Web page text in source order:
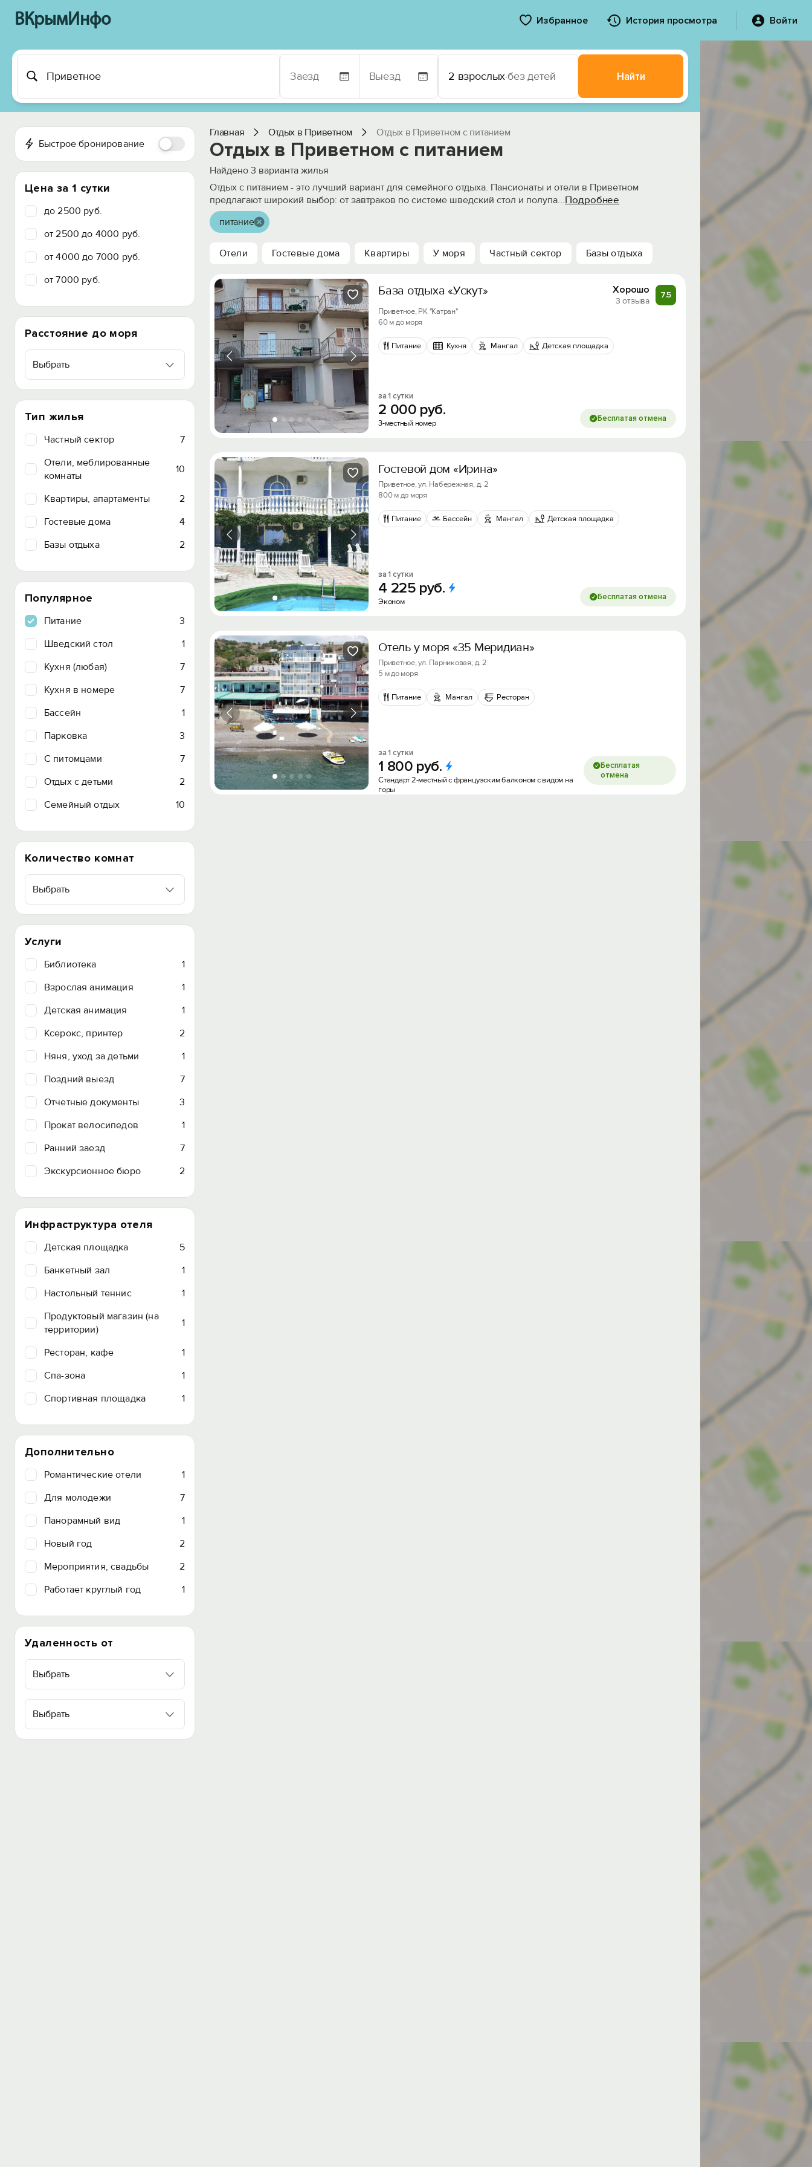
ВКрымИнфо Избранное История просмотра Войти
2 взрослых·без детей Найти
Быстрое бронирование
Цена за 1 сутки
до 2500 руб.
от 2500 до 4000 руб.
от 4000 до 7000 руб.
от 7000 руб.
Расстояние до моря
Выбрать
Тип жилья
Частный сектор
7
Отели, меблированные
комнаты
10
Квартиры, апартаменты
2
Гостевые дома
4
Базы отдыха
2
Популярное
Питание
3
Шведский стол
1
Кухня (любая)
7
Кухня в номере
7
Бассейн
1
Парковка
3
C питомцами
7
Отдых с детьми
2
Семейный отдых
10
Количество комнат
Выбрать
Услуги
Библиотека
1
Взрослая анимация
1
Детская анимация
1
Ксерокс, принтер
2
Няня, уход за детьми
1
Поздний выезд
7
Отчетные документы
3
Прокат велосипедов
1
Ранний заезд
7
Экскурсионное бюро
2
Инфраструктура отеля
Детская площадка
5
Банкетный зал
1
Настольный теннис
1
Продуктовый магазин (на
территории)
1
Ресторан, кафе
1
Спа-зона
1
Спортивная площадка
1
Дополнительно
Романтические отели
1
Для молодежи
7
Панорамный вид
1
Новый год
2
Мероприятия, свадьбы
2
Работает круглый год
1
Удаленность от
Выбрать
Выбрать
Главная Отдых в Приветном Отдых в Приветном с питанием
Отдых в Приветном c питанием
Найдено 3 варианта жилья
Отдых с питанием - это лучший вариант для семейного отдыха. Пансионаты и отели в Приветном
предлагают широкий выбор: от завтраков по системе шведский стол и полупа...Подробнее
питание
Отели Гостевые дома Квартиры У моря Частный сектор Базы отдыха
База отдыха «Ускут» Хорошо
3 отзыва
7.5
Приветное, РК "Катран"
60 м до моря
Питание Кухня Мангал Детская площадка
за 1 сутки
2 000 руб.
3-местный номер Бесплатая отмена
Гостевой дом «Ирина»
Приветное, ул. Набережная, д. 2
800 м до моря
Питание Бассейн Мангал Детская площадка
за 1 сутки
4 225 руб.
Эконом Бесплатая отмена
Отель у моря «35 Меридиан»
Приветное, ул. Парниковая, д. 2
5 м до моря
Питание Мангал Ресторан
за 1 сутки
1 800 руб.
Стандарт 2-местный с французским балконом с видом на
горы
Бесплатая
отмена